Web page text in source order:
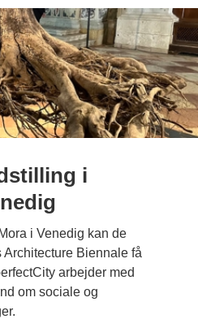
i
i Venedig kan de
Biennale få
arbejder med
om sociale og